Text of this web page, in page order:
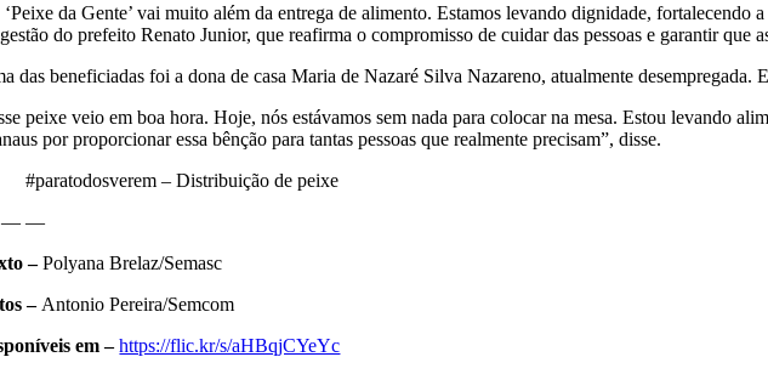
‘Peixe da Gente’ vai muito além da entrega de alimento. Estamos levando dignidade,
do prefeito Renato Junior, que reafirma o compromisso de cuidar das pessoas e garantir que
das beneficiadas foi a dona de casa Maria de Nazaré Silva Nazareno, atualmente
peixe veio em boa hora. Hoje, nós estávamos sem nada para colocar na mesa. Estou levando
por proporcionar essa bênção para tantas pessoas que realmente precisam”, disse.
#paratodosverem – Distribuição de peixe
—
–Polyana Brelaz/Semasc
– Antonio Pereira/Semcom
em –https://flic.kr/s/aHBqjCYeYc